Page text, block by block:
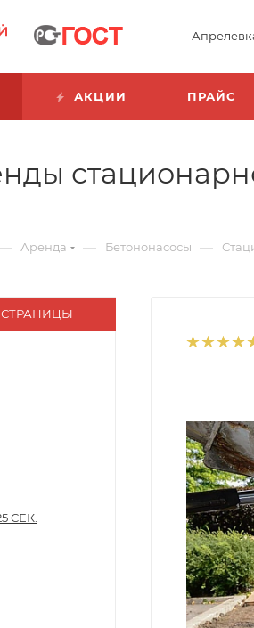
АКЦИИ ПРАЙС
Аренда — Бетононасосы —
СЕК.